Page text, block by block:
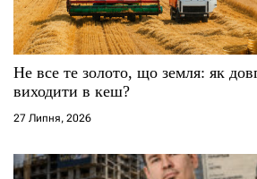
Не все те золото, що земля: як
виходити в кеш?
27 Липня, 2026